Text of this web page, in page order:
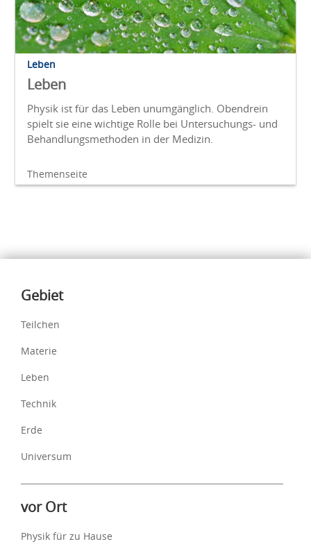
Leben
Leben
Physik ist für das Leben unumgänglich. Obendrein
spielt sie eine wichtige Rolle bei Untersuchungs- und
Behandlungsmethoden in der Medizin.
Themenseite
Inhalte
Gebiet
Teilchen
Materie
Leben
Technik
Erde
Universum
vor Ort
Physik für zu Hause